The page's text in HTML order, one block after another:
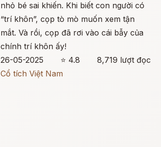
nhỏ bé sai khiến. Khi biết con người có
“trí khôn”, cọp tò mò muốn xem tận
mắt. Và rồi, cọp đã rơi vào cái bẫy của
chính trí khôn ấy!
26-05-2025
⭐ 4.8
8,719 lượt đọc
Cổ tích Việt Nam